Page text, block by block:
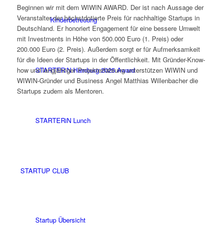
Kinderbetreuung
STARTERiN Hamburg 2025 Award
STARTERiN Lunch
STARTUP CLUB
Startup Übersicht
Beginnen wir mit dem WIWIN AWARD. Der ist nach Aussage der
Veranstalter der höchstdotierte Preis für nachhaltige Startups in
Deutschland. Er honoriert Engagement für eine bessere Umwelt
mit Investments in Höhe von 500.000 Euro (1. Preis) oder
200.000 Euro (2. Preis). Außerdem sorgt er für Aufmerksamkeit
für die Ideen der Startups in der Öffentlichkeit. Mit Gründer-Know-
how und langjähriger Projekterfahrung unterstützen WIWIN und
WIWIN-Gründer und Business Angel Matthias Willenbacher die
Startups zudem als Mentoren.